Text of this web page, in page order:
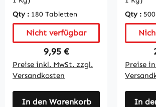
schluckfreundlich -
Großpackung für 1/2
Jahr - vegan |
Vitamintrend
Qty : 180 Tabletten
Nicht verfügbar
Regulärer Preis:
9,95 €
Preise inkl. MwSt. zzgl.
Versandkosten
In den Warenkorb
vegan |
Qty :
Preise
In